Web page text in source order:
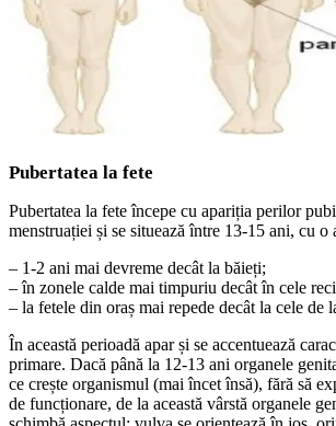
Pubertatea la fete
Pubertatea la fete începe cu apariția perilor
menstruației și se situează între 13-15 ani, cu
– 1-2 ani mai devreme decât la băieți;
– în zonele calde mai timpuriu decât în cele
– la fetele din oraș mai repede decât la cele de
În această perioadă apar și se accentuează
primare. Dacă până la 12-13 ani organele
ce crește organismul (mai încet însă), fără să
de funcționare, de la această vârstă organele